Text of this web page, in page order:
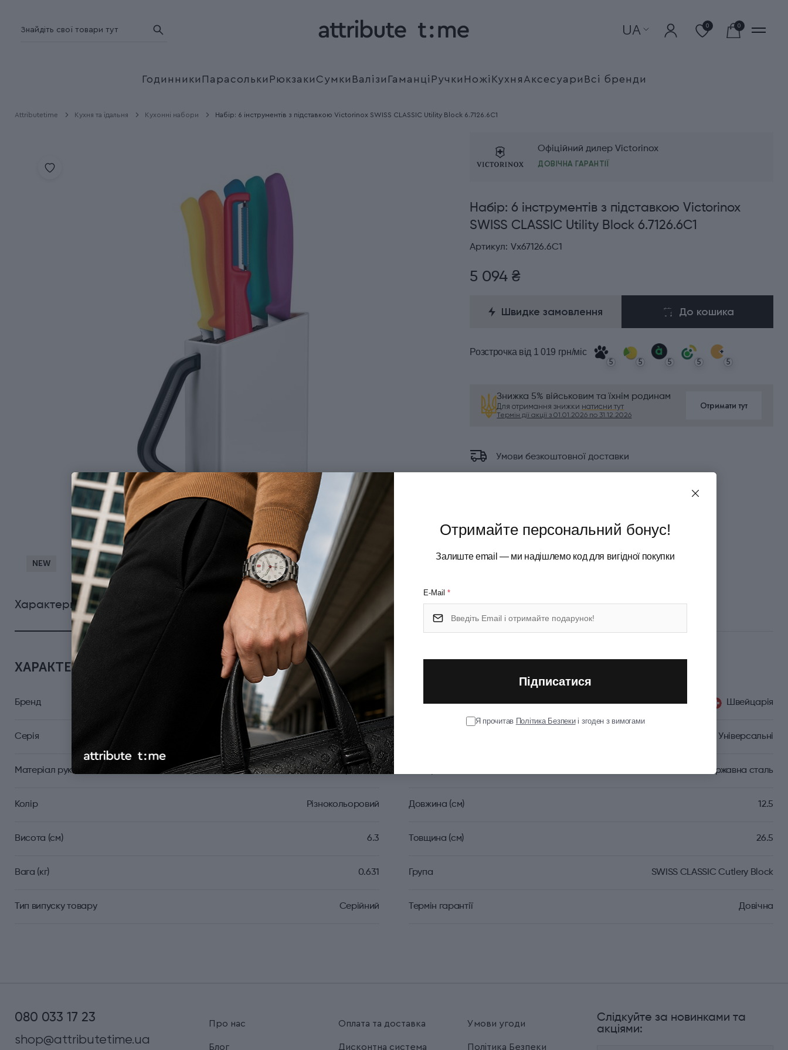
UA 0 0
Годинники Парасольки Рюкзаки Сумки Валізи Гаманці Ручки Ножі Кухня Аксесуари Всі бренди
Attributetime Кухня та їдальня Кухонні набори Набір: 6 інструментів з підставкою Victorinox SWISS CLASSIC Utility Block 6.7126.6C1
NEW
Офіційний дилер Victorinox
ДОВІЧНА ГАРАНТІЇ
Набір: 6 інструментів з підставкою Victorinox
SWISS CLASSIC Utility Block 6.7126.6C1
Артикул: Vx67126.6C1
5 094 ₴
Швидке замовлення До кошика
Розстрочка від 1 019 грн/міс
5 5 5 5 5
Знижка 5% військовим та їхнім родинам
Для отримання знижки натисни тут
Термін дії акції з 01.01.2026 по 31.12.2026
Отримати тут
Умови безкоштовної доставки
Характеристики
ХАРАКТЕРИСТИКИ
Бренд Victorinox Країна походження Швейцарія
Серія Swiss Classic Універсальні
Матеріал руків'я/накладок Поліпропілен Неіржавна сталь
Колір Різнокольоровий Довжина (см) 12.5
Висота (см) 6.3 Товщина (см) 26.5
Вага (кг) 0.631 Група SWISS CLASSIC Cutlery Block
Тип випуску товару Серійний Термін гарантії Довічна
080 033 17 23
shop@attributetime.ua
Про нас
Блог
Оплата та доставка
Дисконтна система
Умови угоди
Політика Безпеки
Слідкуйте за новинками та
акціями:
Отримайте персональний бонус!
Залиште email — ми надішлемо код для вигідної покупки
E-Mail *
Підписатися
Я прочитав Політика Безпекиі згоден з вимогами